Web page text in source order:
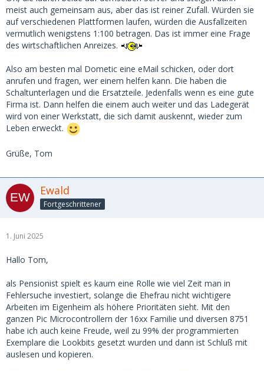
meist auch gemeinsam aus, aber das ist reiner Zufall. Würden sie
auf verschiedenen Plattformen laufen, würden die Ausfallzeiten
vermutlich wenigstens 1:100 betragen. Das ist immer eine Frage
des wirtschaftlichen Anreizes.
Also am besten mal Dometic eine eMail schicken, oder dort
anrufen und fragen, wer einem helfen kann. Die haben die
Schaltunterlagen und die Ersatzteile. Jedenfalls wenn es eine gute
Firma ist. Dann helfen die einem auch weiter und das Ladegerät
wird von einer Werkstatt, die sich damit auskennt, wieder zum
Leben erweckt.
Grüße, Tom
Ewald
Fortgeschrittener
1. Juni 2025
Hallo Tom,
als Pensionist spielt es kaum eine Rolle wie viel Zeit man in
Fehlersuche investiert, solange die Ehefrau nicht wichtigere
Arbeiten im Eigenheim als höhere Prioritäten sieht. Mit den
ganzen Pic Microcontrollern der 16xx Familie und diversen 8751
habe ich auch keine Freude, weil zu 99% der programmierten
Exemplare die Lookbits gesetzt wurden und dann ist Schluß mit
auslesen und kopieren.